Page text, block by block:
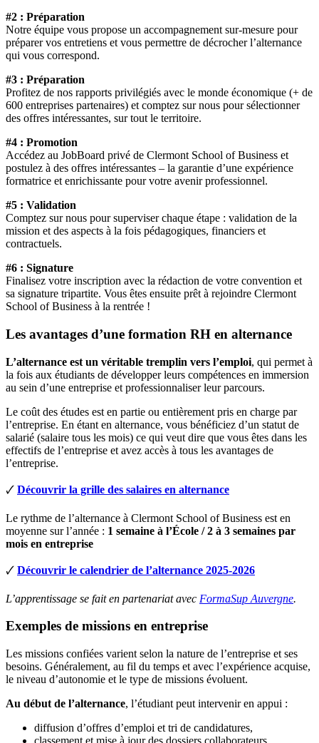
#2 : Préparation
Notre équipe vous propose un accompagnement sur-mesure pour
préparer vos entretiens et vous permettre de décrocher l’alternance
qui vous correspond.
#3 : Préparation
Profitez de nos rapports privilégiés avec le monde économique (+ de
600 entreprises partenaires) et comptez sur nous pour sélectionner
des offres intéressantes, sur tout le territoire.
#4 : Promotion
Accédez au JobBoard privé de Clermont School of Business et
postulez à des offres intéressantes – la garantie d’une expérience
formatrice et enrichissante pour votre avenir professionnel.
#5 : Validation
Comptez sur nous pour superviser chaque étape : validation de la
mission et des aspects à la fois pédagogiques, financiers et
contractuels.
#6 : Signature
Finalisez votre inscription avec la rédaction de votre convention et
sa signature tripartite. Vous êtes ensuite prêt à rejoindre Clermont
School of Business à la rentrée !
Les avantages d’une formation RH en alternance
L’alternance est un véritable tremplin vers l’emploi, qui permet à
la fois aux étudiants de développer leurs compétences en immersion
au sein d’une entreprise et professionnaliser leur parcours.
Le coût des études est en partie ou entièrement pris en charge par
l’entreprise. En étant en alternance, vous bénéficiez d’un statut de
salarié (salaire tous les mois) ce qui veut dire que vous êtes dans les
effectifs de l’entreprise et avez accès à tous les avantages de
l’entreprise.
🗸 Découvrir la grille des salaires en alternance
Le rythme de l’alternance à Clermont School of Business est en
moyenne sur l’année : 1 semaine à l’École / 2 à 3 semaines par
mois en entreprise
🗸 Découvrir le calendrier de l’alternance 2025-2026
L’apprentissage se fait en partenariat avec FormaSup Auvergne.
Exemples de missions en entreprise
Les missions confiées varient selon la nature de l’entreprise et ses
besoins. Généralement, au fil du temps et avec l’expérience acquise,
le niveau d’autonomie et le type de missions évoluent.
Au début de l’alternance, l’étudiant peut intervenir en appui :
diffusion d’offres d’emploi et tri de candidatures,